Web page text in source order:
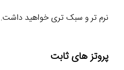
نرم‌ تر و سبک ‌تری خواهید داشت.
پروتز های ثابت